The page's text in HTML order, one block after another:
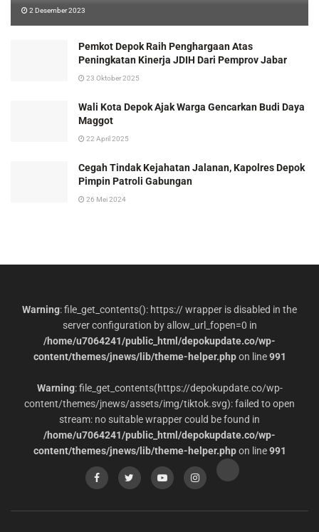
2 Desember 2023
Pemkot Depok Raih Penghargaan Atas
Peningkatan Kinerja JDIH Dari Pemprov Jabar
23 Oktober 2025
Wali Kota Depok Ajak Warga Gencarkan Budi Daya
Maggot
22 April 2025
Cegah Tindak Kejahatan Jalanan, Kapolres Depok
Pimpin Patroli Gabungan
26 Mei 2024
Warning: file_get_contents(): https:// wrapper is disabled in the
server configuration by allow_url_fopen=0 in
/home/u7064241/public_html/depokupdate.co/wp-
content/themes/jnews/lib/theme-helper.phpon line991
Warning: file_get_contents(https://depokupdate.co/wp-
content/themes/jnews/assets/img/tiktok.svg): failed to open
stream: no suitable wrapper could be found in
/home/u7064241/public_html/depokupdate.co/wp-
content/themes/jnews/lib/theme-helper.phpon line991